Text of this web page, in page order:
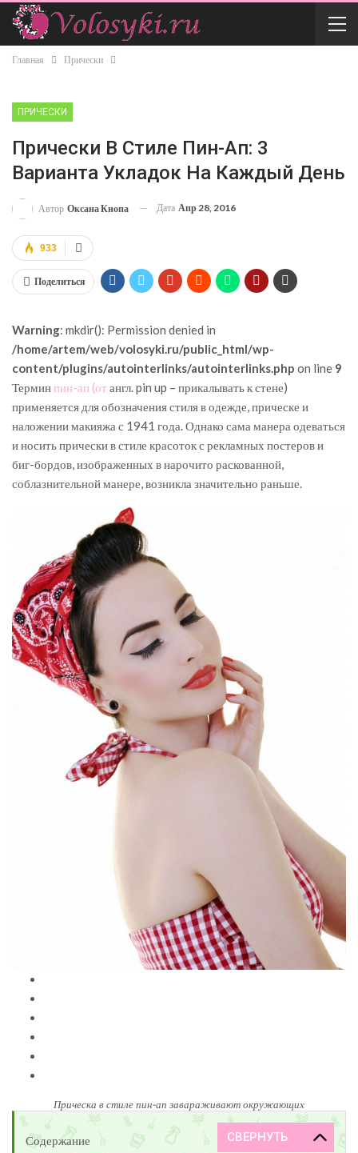
Главная Прически
ПРИЧЕСКИ
Прически В Стиле Пин-Ап: 3
Варианта Укладок На Каждый День
Автор Оксана Кнопа Дата Апр 28, 2016
933
Поделиться
Warning: mkdir(): Permission denied in
/home/artem/web/volosyki.ru/public_html/wp-
content/plugins/autointerlinks/autointerlinks.php on line 9
Терминпин-ап (отангл. pin up – прикалывать к стене)
применяется для обозначения стиля в одежде, прическе и
наложении макияжа с 1941 года. Однако сама манера одеваться
и носить прически в стиле красоток с рекламных постеров и
биг-бордов, изображенных в нарочито раскованной,
соблазнительной манере, возникла значительно раньше.
Прическа в стиле пин-ап завараживают окружающих
Содержание